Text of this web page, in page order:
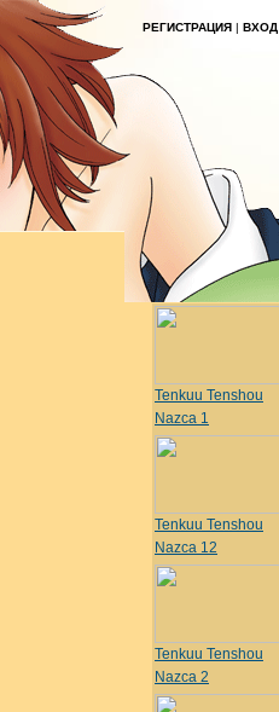
РЕГИСТРАЦИЯ | ВХОД
Tenkuu Tenshou
Nazca 1
Tenkuu Tenshou
Nazca 12
Tenkuu Tenshou
Nazca 2